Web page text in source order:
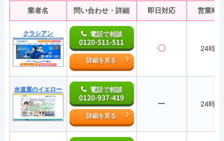
業者名 問い合わせ・詳細 即日対応 営業時
クラシアン 電話で相談
0120-511-511
詳細を見る
〇 24時間
水道屋のイエロー 電話で相談
0120-937-419
詳細を見る
ー 24時間